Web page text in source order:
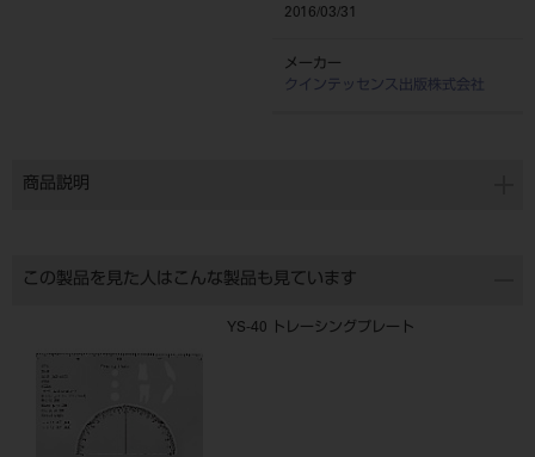
2016/03/31
メーカー
クインテッセンス出版株式会社
商品説明
この製品を見た人はこんな製品も見ています
YS-40 トレーシングプレート